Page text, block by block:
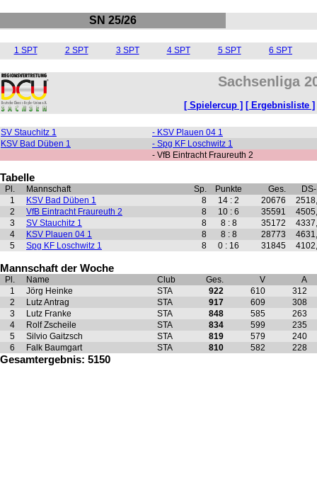
SN 25/26
1 SPT 2 SPT 3 SPT 4 SPT 5 SPT 6 SPT
Sachsenliga
[ Spielercup ] [ Ergebnisliste ]
SV Stauchitz 1
- KSV Plauen 04 1
KSV Bad Düben 1
- Spg KF Loschwitz 1
- VfB Eintracht Fraureuth 2
Tabelle
Pl. Mannschaft Sp. Punkte Ges.
1
KSV Bad Düben 1 8 14 : 2 20676
2
VfB Eintracht Fraureuth 2 8 10 : 6 35591
3
SV Stauchitz 1 8 8 : 8 35172
4
KSV Plauen 04 1 8 8 : 8 28773
5
Spg KF Loschwitz 1 8 0 : 16 31845
Mannschaft der Woche
Pl. Name Club Ges. V
A
1
Jörg Heinke STA 922 610
312
2
Lutz Antrag STA 917 609
308
3
Lutz Franke STA 848 585
263
4
Rolf Zscheile STA 834 599
235
5
Silvio Gaitzsch STA 819 579
240
6
Falk Baumgart STA 810 582 228
Gesamtergebnis: 5150